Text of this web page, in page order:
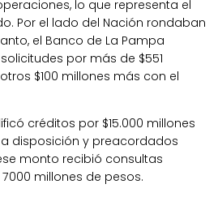
lo que representa el
Por el lado del Nación rondaban
el Banco de La Pampa
por más de $551
$100 millones más con el
créditos por $15.000 millones
disposición y preacordados
monto recibió consultas
millones de pesos.